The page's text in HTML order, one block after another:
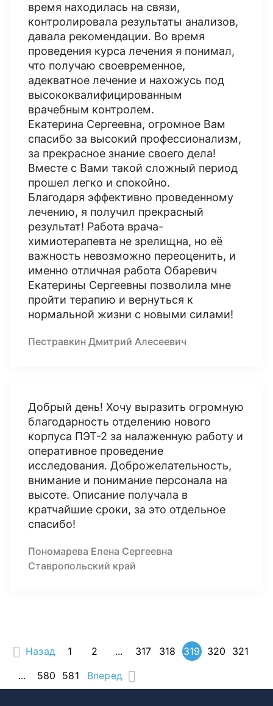
время находилась на связи,
контролировала результаты анализов,
давала рекомендации. Во время
проведения курса лечения я понимал,
что получаю своевременное,
адекватное лечение и нахожусь под
высококвалифицированным
врачебным контролем.
Екатерина Сергеевна, огромное Вам
спасибо за высокий профессионализм,
за прекрасное знание своего дела!
Вместе с Вами такой сложный период
прошел легко и спокойно.
Благодаря эффективно проведенному
лечению, я получил прекрасный
результат! Работа врача-
химиотерапевта не зрелищна, но её
важность невозможно переоценить, и
именно отличная работа Обаревич
Екатерины Сергеевны позволила мне
пройти терапию и вернуться к
нормальной жизни с новыми силами!
Пестравкин Дмитрий Алесеевич
Добрый день! Хочу выразить огромную
благодарность отделению нового
корпуса ПЭТ-2 за налаженную работу и
оперативное проведение
исследования. Доброжелательность,
внимание и понимание персонала на
высоте. Описание получала в
кратчайшие сроки, за это отдельное
спасибо!
Пономарева Елена Сергеевна
Ставропольский край
Назад 1 2 ... 317 318 319 320
321
...
580 581 Вперед